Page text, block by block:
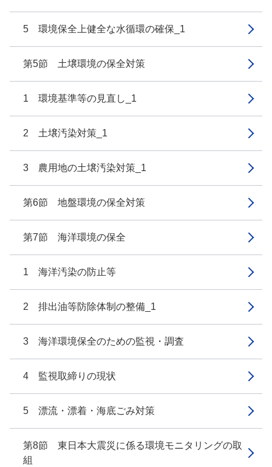
5 環境保全上健全な水循環の確保_1
第5節 土壌環境の保全対策
1 環境基準等の見直し_1
2 土壌汚染対策_1
3 農用地の土壌汚染対策_1
第6節 地盤環境の保全対策
第7節 海洋環境の保全
1 海洋汚染の防止等
2 排出油等防除体制の整備_1
3 海洋環境保全のための監視・調査
4 監視取締りの現状
5 漂流・漂着・海底ごみ対策
第8節 東日本大震災に係る環境モニタリングの取
組